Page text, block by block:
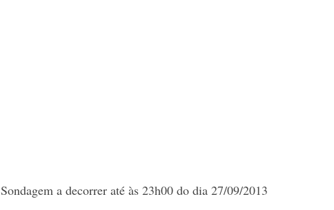
Sondagem a decorrer até às 23h00 do dia 27/09/2013